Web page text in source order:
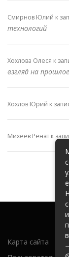
Смирнов Юлий к
технологий
Хохлова Олеся к
взгляд на прошлое
Хохлов Юрий к
Михеев Ренат к
Карта сайта